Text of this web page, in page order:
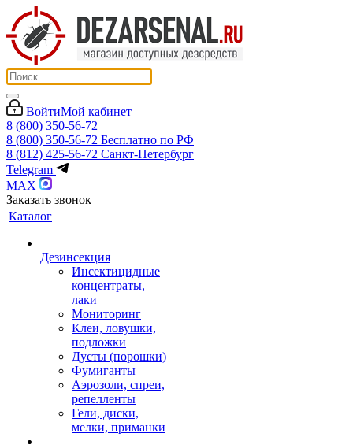
ВойтиМой кабинет
8 (800) 350-56-72
8 (800) 350-56-72 Бесплатно по РФ
8 (812) 425-56-72 Санкт-Петербург
Telegram
MAX
Заказать звонок
Каталог
Дезинсекция
Инсектицидные
концентраты,
лаки
Мониторинг
Клеи, ловушки,
подложки
Дусты (порошки)
Фумиганты
Аэрозоли, спреи,
репелленты
Гели, диски,
мелки, приманки